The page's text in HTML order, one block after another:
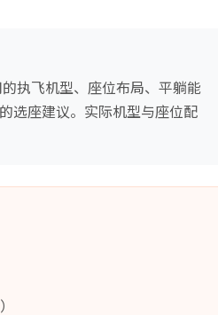
执飞机型、座位布局、平躺能
选座建议。实际机型与座位配